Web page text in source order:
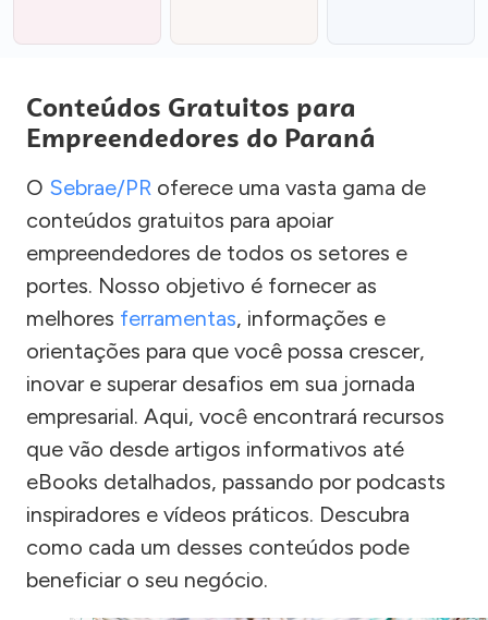
Conteúdos Gratuitos para
Empreendedores do Paraná
O Sebrae/PR oferece uma vasta gama de
conteúdos gratuitos para apoiar
empreendedores de todos os setores e
portes. Nosso objetivo é fornecer as
melhores ferramentas, informações e
orientações para que você possa crescer,
inovar e superar desafios em sua jornada
empresarial. Aqui, você encontrará recursos
que vão desde artigos informativos até
eBooks detalhados, passando por podcasts
inspiradores e vídeos práticos. Descubra
como cada um desses conteúdos pode
beneficiar o seu negócio.